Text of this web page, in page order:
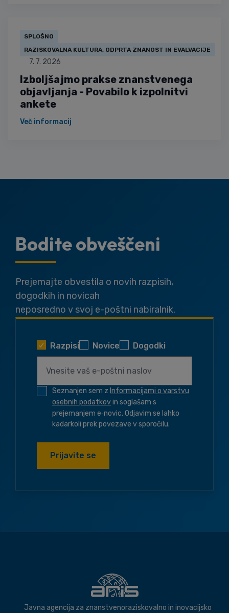
SPLOŠNO
RAZISKOVALNA KULTURA, ODPRTA ZNANOST IN EVALVACIJE
7. 7. 2026
Izboljšajmo prakse znanstvenega
objavljanja - Povabilo k izpolnitvi
ankete
Več informacij
Bodite obveščeni
Prejemajte obvestila o novih razpisih,
dogodkih in novicah
neposredno v svoj e-poštni nabiralnik.
Razpisi Novice Dogodki
Seznanjen sem z Informacijami o varstvu
osebnih podatkovin soglašam s
prejemanjem e‑novic. Odjavim se lahko
kadarkoli prek povezave v sporočilu.
Prijavite se
Javna agencija za znanstvenoraziskovalno in inovacijsko